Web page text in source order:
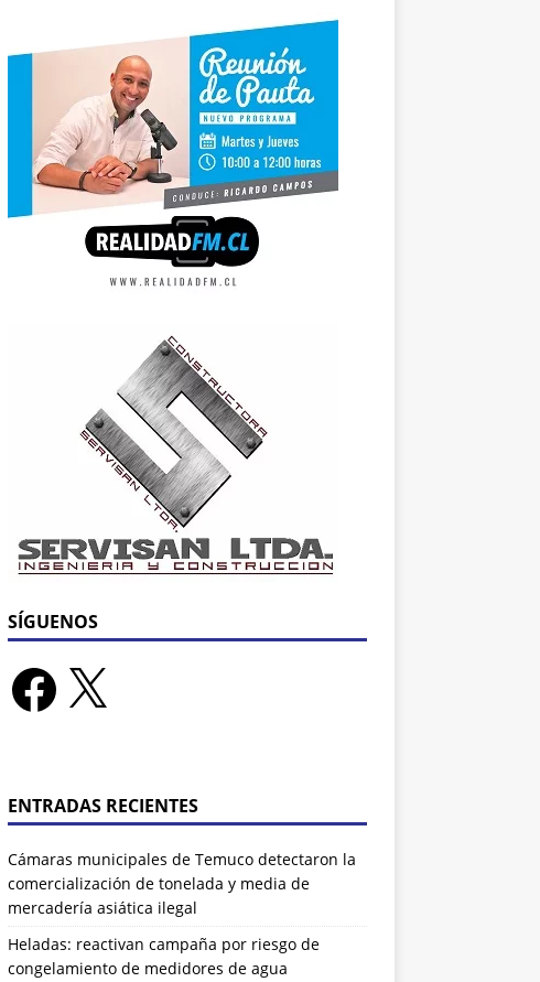
SÍGUENOS
ENTRADAS RECIENTES
Cámaras municipales de Temuco detectaron la
comercialización de tonelada y media de
mercadería asiática ilegal
Heladas: reactivan campaña por riesgo de
congelamiento de medidores de agua